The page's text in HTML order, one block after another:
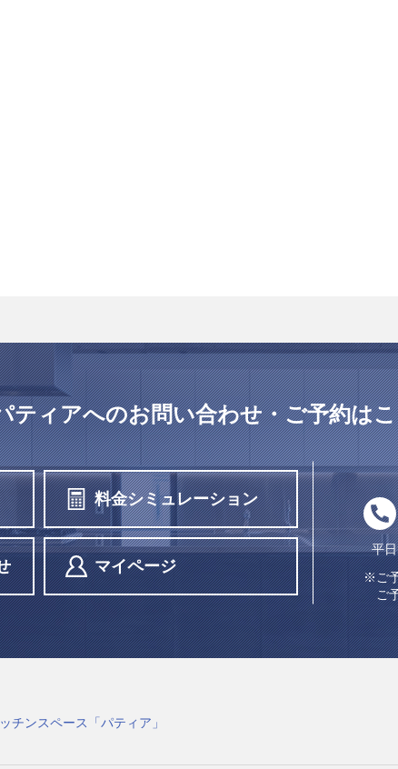
ティアへのお問い合わせ・ご予約は
料金シミュレーション
マイページ
平
※ご
ご
チンスペース「パティア」